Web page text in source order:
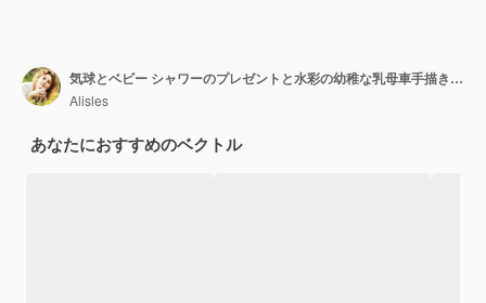
気球とベビー シャワーのプレゼントと水彩の幼稚な乳母車手描き水彩イラスト
Alisles
あなたにおすすめのベクトル